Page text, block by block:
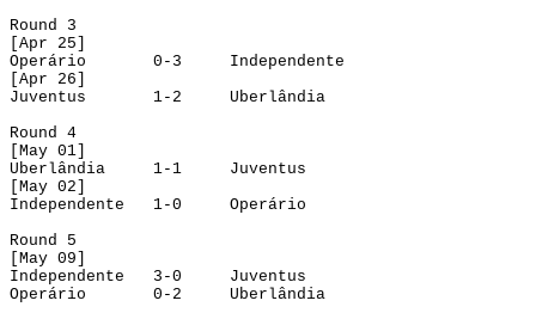
Round 3
Apr 25]
Operário
0-3
Independente
Apr 26]
Juventus
1-2
Uberlândia
Round 4
May 01]
Uberlândia
1-1
Juventus
May 02]
Independente
1-0
Operário
Round 5
May 09]
Independente
3-0
Juventus
Operário
0-2
Uberlândia